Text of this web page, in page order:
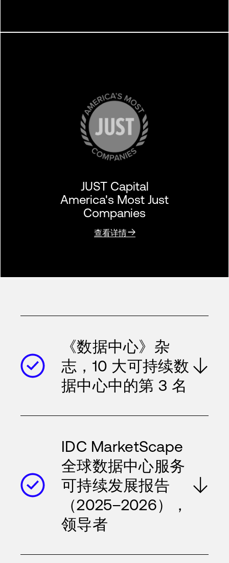
JUST Capital
America's Most Just
Companies
查看详情
《数据中心》杂
志，10 大可持续数
据中心中的第 3 名
IDC MarketScape
全球数据中心服务
可持续发展报告
（2025–2026），
领导者